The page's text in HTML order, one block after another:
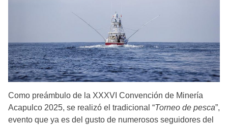
Como preámbulo de la XXXVI Convención de Minería
Acapulco 2025, se realizó el tradicional “Torneo de pesca”,
evento que ya es del gusto de numerosos seguidores del